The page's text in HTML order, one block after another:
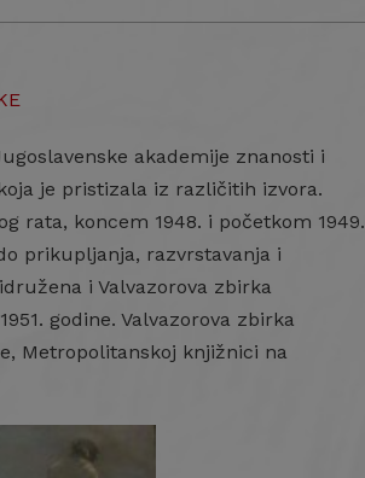
akademije znanosti i
je pristizala iz različitih izvora.
rata, koncem 1948. i početkom 1949.
prikupljanja, razvrstavanja i
i Valvazorova zbirka
godine. Valvazorova zbirka
Metropolitanskoj knjižnici na